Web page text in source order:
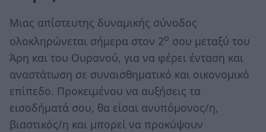
Μιας απίστευτης δυναμικής σύνοδος
ολοκληρώνεται σήμερα στον 2ο σου μεταξύ του
Άρη και του Ουρανού, για να φέρει ένταση και
αναστάτωση σε συναισθηματικό και οικονομικό
επίπεδο. Προκειμένου να αυξήσεις τα
εισοδήματά σου, θα είσαι ανυπόμονος/η,
βιαστικός/η και μπορεί να προκύψουν